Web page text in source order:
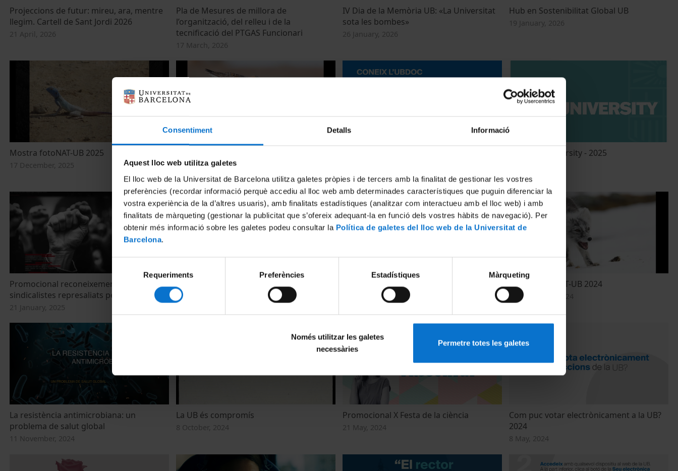
Consentiment Detalls Informació
Aquest lloc web utilitza galetes
El lloc web de la Universitat de Barcelona utilitza galetes pròpies i de tercers amb la finalitat de gestionar les vostres
preferències (recordar informació perquè accediu al lloc web amb determinades característiques que puguin diferenciar la
vostra experiència de la d’altres usuaris), amb finalitats estadístiques (analitzar com interactueu amb el lloc web) i amb
finalitats de màrqueting (gestionar la publicitat que s’ofereix adequant-la en funció dels vostres hàbits de navegació). Per
obtenir més informació sobre les galetes podeu consultar la Política de galetes del lloc web de la Universitat de
Barcelona.
de
consentiment
Requeriments Preferències Estadístiques Màrqueting
Només utilitzar les galetes
necessàries
Permetre totes les galetes
Projeccions de futur: mireu, ara, mentre
llegim. Cartell de Sant Jordi 2026
21 April, 2026
Pla de Mesures de millora de
l’organització, del relleu i de la
tecnificació del PTGAS Funcionari
17 March, 2026
IV Dia de la Memòria UB: «La Universitat
sota les bombes»
26 January, 2026
Hub en Sostenibilitat Global UB
19 January, 2026
Mostra fotoNAT-UB 2025
17 December, 2025 17 December, 2025
17 November, 2025
I am The University - 2025
Promocional reconeixement dels
sindicalistes represaliats pel franquisme
21 January, 2025
La Universitat de Barcelona us desitja
bones festes
Mostra fotoNAT-UB 2024
10 December, 2024
Premis fotoNAT-UB 2024
10 December, 2024
La resistència antimicrobiana: un
problema de salut global
11 November, 2024
La UB és compromís
8 October, 2024
Promocional X Festa de la ciència
21 May, 2024
Com puc votar electrònicament a la UB?
2024
8 May, 2024